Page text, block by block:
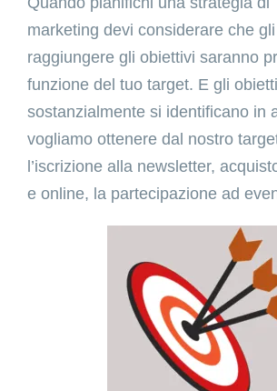
marketing devi considerare che
raggiungere gli obiettivi saranno
funzione del tuo target. E gli
sostanzialmente si identificano in
vogliamo ottenere dal nostro
l’iscrizione alla newsletter,
e online, la partecipazione ad